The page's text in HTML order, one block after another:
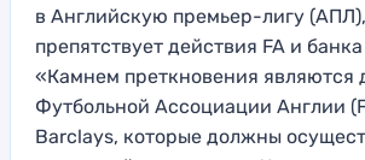
в Английскую премьер-лигу
препятствует действия FA и
«Камнем преткновения являются
Футбольной Ассоциации Англии
Barclays, которые должны